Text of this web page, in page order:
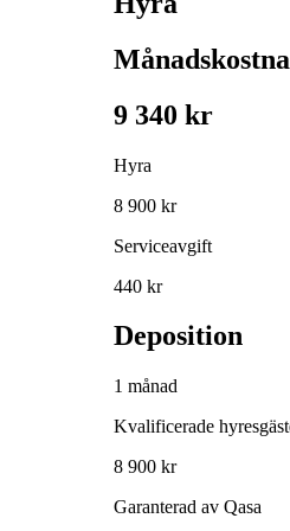
9 340 kr
Hyra
8 900 kr
Serviceavgift
440 kr
Deposition
1 månad
Kvalificerade
8 900 kr
Garanterad av Qasa